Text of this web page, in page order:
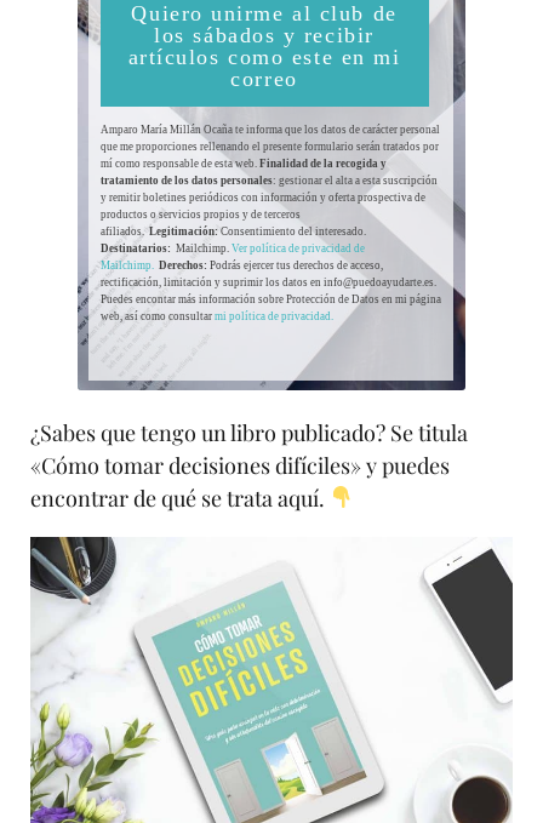
Amparo María Millán Ocaña te informa que los datos de carácter personal
que me proporciones rellenando el presente formulario serán tratados por
mí como responsable de esta web. Finalidad de la recogida y
tratamiento de los datos personales: gestionar el alta a esta suscripción
y remitir boletines periódicos con información y oferta prospectiva de
productos o servicios propios y de terceros
afiliados.Legitimación:Consentimiento del interesado.
Destinatarios: Mailchimp. Ver política de privacidad de
Mailchimp. Derechos: Podrás ejercer tus derechos de acceso,
rectificación, limitación y suprimir los datos en info@puedoayudarte.es.
Puedes encontar más información sobre Protección de Datos en mi página
web, así como consultar mi política de privacidad.
Quiero unirme al club de
los sábados y recibir
artículos como este en mi
correo
¿Sabes que tengo un libro publicado? Se titula
«Cómo tomar decisiones difíciles» y puedes
encontrar de qué se trata aquí.